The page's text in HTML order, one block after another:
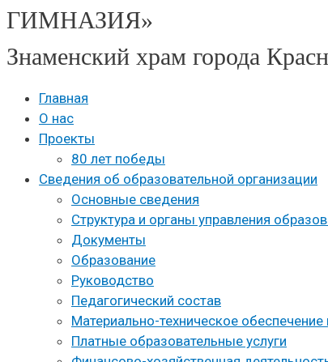
ГИМНАЗИЯ»
Знаменский храм города
Главная
О нас
Проекты
80 лет победы
Сведения об образовательной организации
Основные сведения
Структура и органы управления
Документы
Образование
Руководство
Педагогический состав
Материально-техническое
Платные образовательные услуги